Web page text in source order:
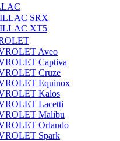
SRX
XT5
Aveo
Captiva
Cruze
Equinox
Kalos
Lacetti
Malibu
Orlando
Spark